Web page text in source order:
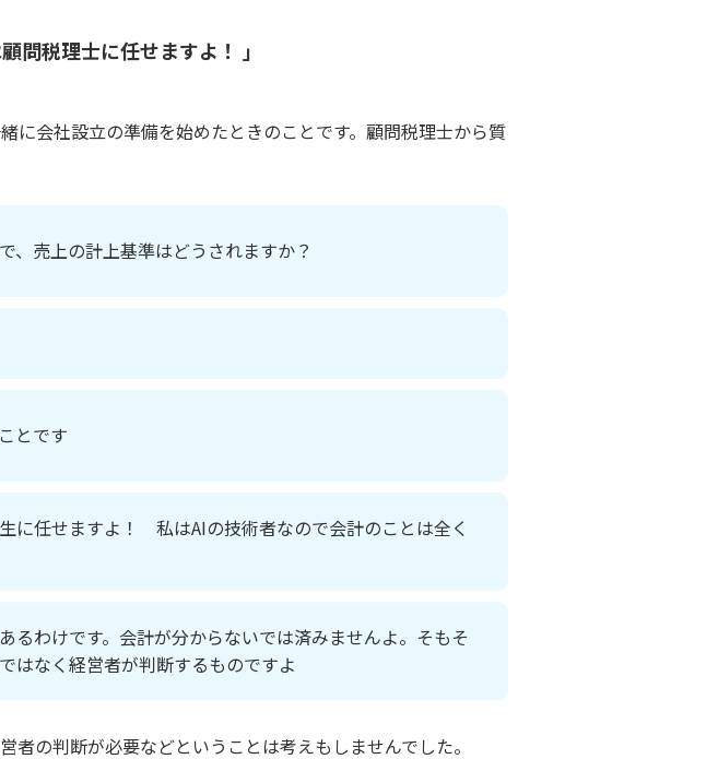
税理士に任せますよ！ 」
に会社設立の準備を始めたときのことです。顧問税理士から質
、売上の計上基準はどうされますか？
とです
に任せますよ！ 私はAIの技術者なので会計のことは全く
わけです。会計が分からないでは済みませんよ。そもそ
はなく経営者が判断するものですよ
の判断が必要などということは考えもしませんでした。